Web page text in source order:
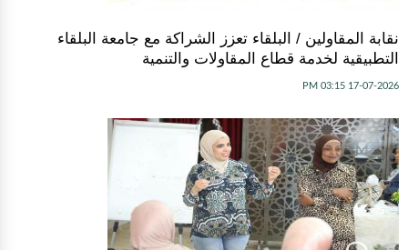
نقابة المقاولين / البلقاء تعزز الشراكة مع جامعة البلقاء
التطبيقية لخدمة قطاع المقاولات والتنمية
17-07-2026 03:15 PM